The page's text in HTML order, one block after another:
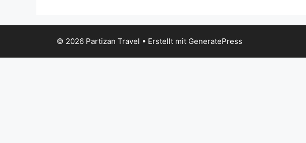
© 2026 Partizan Travel • Erstellt mit GeneratePress